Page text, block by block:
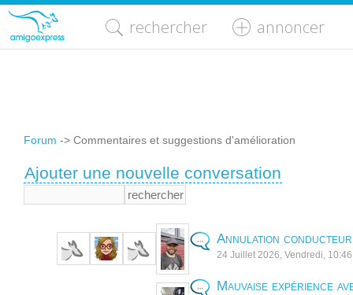
rechercher annoncer
Forum -> Commentaires et suggestions d'amélioration
Ajouter une nouvelle conversation
Annulation conducteur
24 Juillet 2026, Vendredi, 10:46
Mauvaise expérience